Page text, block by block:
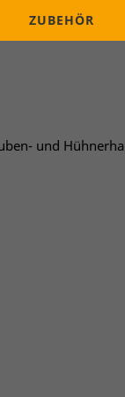
ZUBEHÖR
und